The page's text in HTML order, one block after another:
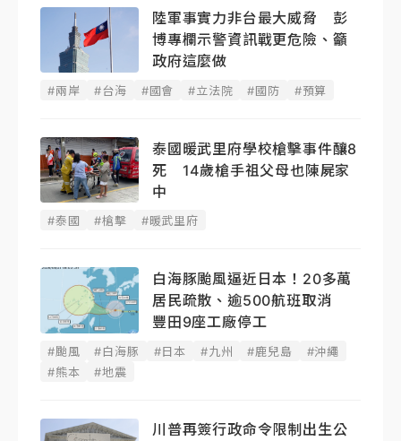
陸軍事實力非台最大威脅 彭
博專欄示警資訊戰更危險、籲
政府這麼做
#兩岸 #台海 #國會 #立法院 #國防 #預算
泰國暖武里府學校槍擊事件釀8
死 14歲槍手祖父母也陳屍家
中
#泰國 #槍擊 #暖武里府
白海豚颱風逼近日本！20多萬
居民疏散、逾500航班取消
豐田9座工廠停工
#颱風 #白海豚 #日本 #九州 #鹿兒島
#沖繩
#熊本
#地震
川普再簽行政命令限制出生公